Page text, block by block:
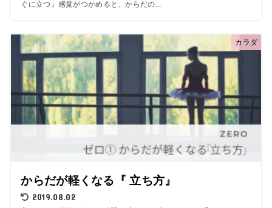
ぐに立つ』感覚がつかめると、からだの...
カラダ
からだが軽くなる『 立ち方』
2019.08.02